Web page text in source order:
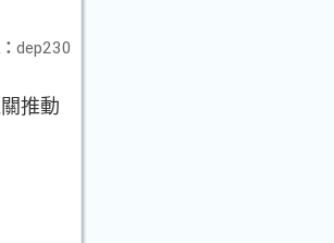
dep230
推動